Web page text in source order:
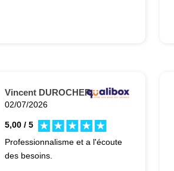
Vincent DUROCHER.
02/07/2026
5,00 / 5
Professionnalisme et a l'écoute
des besoins.